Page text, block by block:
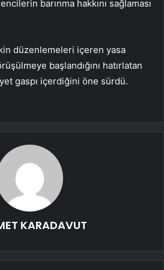
barınma hakkını sağlaması
düzenlemeleri içeren yasa
başlandığını hatırlatan
gaspı içerdiğini öne sürdü.
KARADAVUT